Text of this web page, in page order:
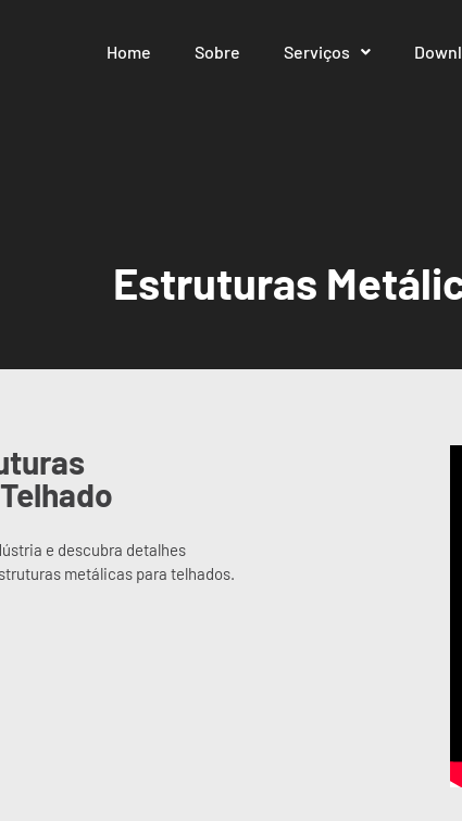
Home Sobre Serviços
Estruturas
e descubra detalhes
metálicas para telhados.